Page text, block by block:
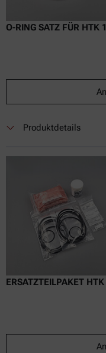
O-RING SATZ FÜR HTK
Derzeit nicht verfügbar
Produktdetails
ERSATZTEILPAKET